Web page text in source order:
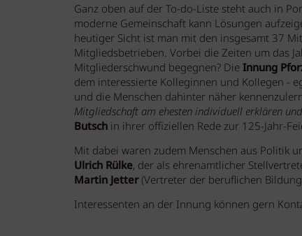
Ganz oben auf der To-do-Liste steht auch in
moderne Gemeinschaft kann Lösungen
heutiger Sicht ist man mit den insgesamt 37
Mitgliedsbetrieben. Vorbei die Zeiten um das
Mitgliederschwund begegnen? DieInnung
dem interessierte Kolleginnen und Kollegen -
und die Menschen dahinter näher
Mitgliedschaft am ehesten individuell erklären
Butschin ihrer offiziellen Rede zur 125-Jahr-
Mit dabei waren zudem Menschen aus Politik
Ulrich Rülke, der als ehrenamtlicher
Martin Jetter(Vertreter der beruflichen
Interessenten an der Innung können gern